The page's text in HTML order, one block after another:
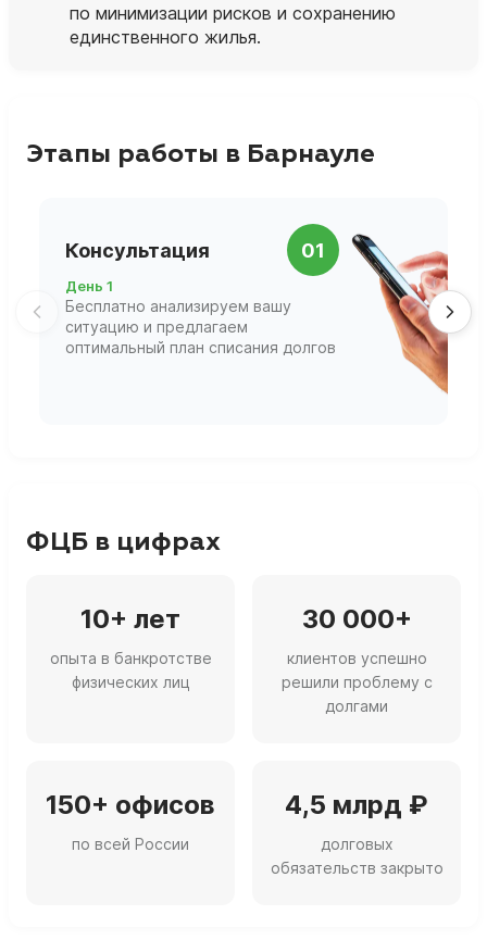
по минимизации рисков и сохранению
единственного жилья.
Этапы работы в Барнауле
Консультация 01
День 1
Бесплатно анализируем вашу
ситуацию и предлагаем
оптимальный план списания долгов
ФЦБ в цифрах
10+ лет
опыта в банкротстве
физических лиц
30 000+
клиентов успешно
решили проблему с
долгами
150+ офисов
по всей России
4,5 млрд ₽
долговых
обязательств закрыто